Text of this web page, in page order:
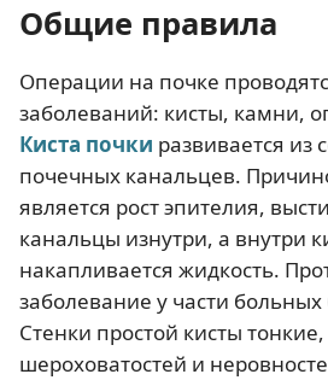
Общие правила
Операции на почке
заболеваний: кисты, камни,
Киста почки развивается из
почечных канальцев.
является рост эпителия,
канальцы изнутри, а внутри
накапливается жидкость.
заболевание у части
Стенки простой кисты
шероховатостей и